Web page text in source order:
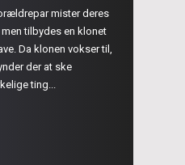
mister deres
men tilbydes en klonet
Da klonen vokser til,
der at ske
ting...